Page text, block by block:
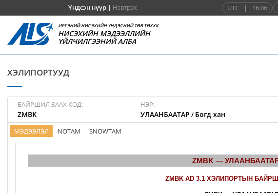
Үндсэн нүүр| Нэвтрэх UTC | 16:06
ИРГЭНИЙ НИСЭХИЙН ҮНДЭСНИЙ ТӨВ ТӨХХК
НИСЭХИЙН МЭДЭЭЛЛИЙН
ҮЙЛЧИЛГЭЭНИЙ АЛБА
ХЭЛИПОРТУУД
БАЙРШИЛ ЗААХ КОД:
ZMBK
НЭР:
УЛААНБААТАР / Богд хан
МЭДЭЭЛЭЛ NOTAM SNOWTAM